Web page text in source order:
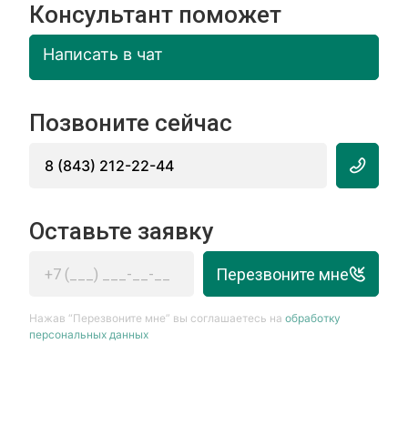
Консультант поможет
Написать в чат
Позвоните сейчас
8 (843) 212-22-44
Оставьте заявку
Перезвоните мне
Нажав “Перезвоните мне” вы соглашаетесь наобработку
персональных данных